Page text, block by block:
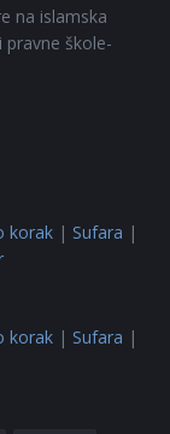
na islamska
pravne škole-
korak | Sufara |
korak | Sufara |